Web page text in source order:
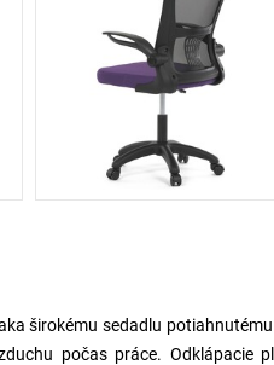
širokému sedadlu
počas práce. Odklápacie